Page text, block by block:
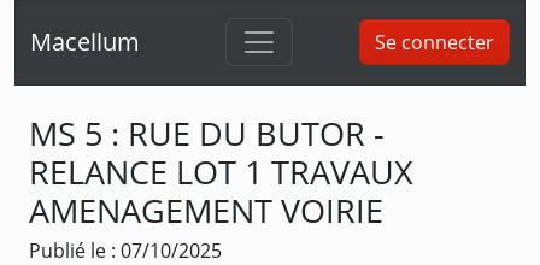
Macellum Se connecter
MS 5 : RUE DU BUTOR -
RELANCE LOT 1 TRAVAUX
AMENAGEMENT VOIRIE
Publié le : 07/10/2025